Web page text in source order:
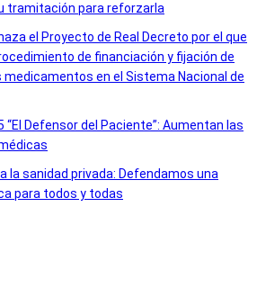
tramitación para reforzarla
el Proyecto de Real Decreto por el que
de financiación y fijación de
medicamentos en el Sistema Nacional de
“El Defensor del Paciente”: Aumentan las
la sanidad privada: Defendamos una
para todos y todas